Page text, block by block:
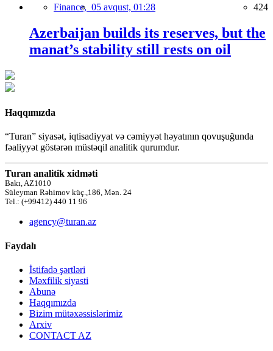
Finance, 05 avqust, 01:28 424
Azerbaijan builds its reserves, but the
manat’s stability still rests on oil
Haqqımızda
“Turan” siyasət, iqtisadiyyat və cəmiyyət həyatının qovuşuğunda
fəaliyyət göstərən müstəqil analitik qurumdur.
Turan analitik xidməti
Bakı, AZ1010
Süleyman Rəhimov küç.,186, Mən. 24
Tel.: (+99412) 440 11 96
agency@turan.az
Faydalı
İstifadə şərtləri
Məxfilik siyasti
Abunə
Haqqımızda
Bizim mütəxəssislərimiz
Arxiv
CONTACT AZ